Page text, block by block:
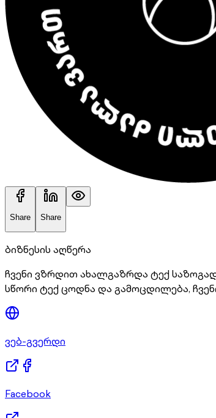
Share Share
ბიზნესის აღწერა
ჩვენი ვზრდით ახალგაზრდა ტექ
სწორი ტექ ცოდნა და გამოცდილება,
ვებ-გვერდი
Facebook